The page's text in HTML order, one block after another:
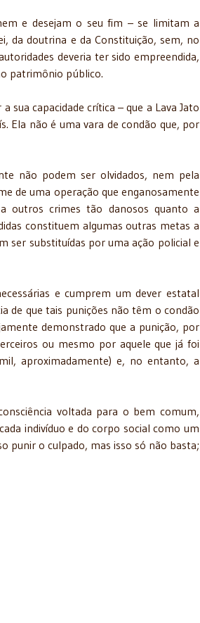
e desejam o seu fim – se limitam a
da doutrina e da Constituição, sem, no
deveria ter sido empreendida,
patrimônio público.
sua capacidade crítica – que a Lava Jato
Ela não é uma vara de condão que, por
não podem ser olvidados, nem pela
de uma operação que enganosamente
outros crimes tão danosos quanto a
constituem algumas outras metas a
ser substituídas por uma ação policial e
e cumprem um dever estatal
de que tais punições não têm o condão
demonstrado que a punição, por
ou mesmo por aquele que já foi
aproximadamente) e, no entanto, a
voltada para o bem comum,
indivíduo e do corpo social como um
punir o culpado, mas isso só não basta;